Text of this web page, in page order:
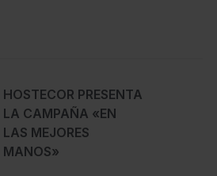
HOSTECOR PRESENTA
LA CAMPAÑA «EN
LAS MEJORES
MANOS»